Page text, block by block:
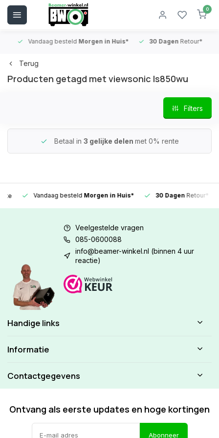
0
Vandaag besteldMorgen in Huis* 30 DagenRetour*
Terug
Producten getagd met viewsonic ls850wu
Filters
Betaal in 3 gelijke delen met 0% rente
Vandaag besteldMorgen in Huis* 30 DagenRetour*
Veelgestelde vragen
085-0600088
info@beamer-winkel.nl (binnen 4 uur
reactie)
Handige links
Informatie
Contactgegevens
Ontvang als eerste updates en hoge kortingen
Abonneer